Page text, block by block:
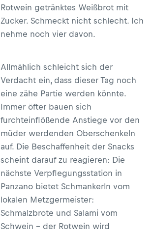
Rotwein getränktes Weißbrot mit
Zucker. Schmeckt nicht schlecht. Ich
nehme noch vier davon.
Allmählich schleicht sich der
Verdacht ein, dass dieser Tag noch
eine zähe Partie werden könnte.
Immer öfter bauen sich
furchteinflößende Anstiege vor den
müder werdenden Oberschenkeln
auf. Die Beschaffenheit der Snacks
scheint darauf zu reagieren: Die
nächste Verpflegungsstation in
Panzano bietet Schmankerln vom
lokalen Metzgermeister:
Schmalzbrote und Salami vom
Schwein – der Rotwein wird